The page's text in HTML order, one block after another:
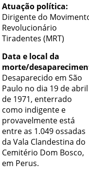
Atuação política:
Dirigente do
Revolucionário
Tiradentes (MRT)
Data e local da
morte/
Desaparecido em São
Paulo no dia 19 de abril
de 1971, enterrado
como indigente e
provavelmente está
entre as 1.049 ossadas
da Vala Clandestina do
Cemitério Dom Bosco,
em Perus.